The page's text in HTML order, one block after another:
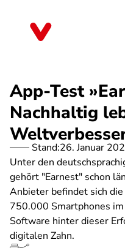
App-Test
Nachhaltig
Stand:26. Januar
Unter den
gehört "Earnest" schon
Anbieter befindet sich
750.000 Smartphones
Software hinter dieser
digitalen Zahn.